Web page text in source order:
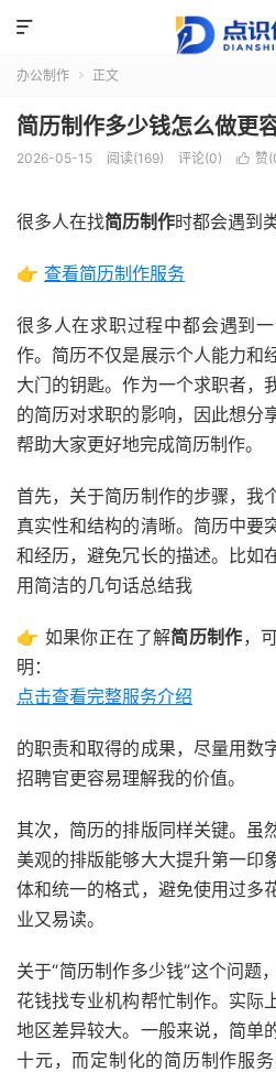

办公制作  正文
简历制作多少钱怎么做更
2026-05-15 阅读(169) 评论(0)  赞(
很多人在找简历制作时都会遇到
👉 查看简历制作服务
很多人在求职过程中都会遇到
作。简历不仅是展示个人能力和
大门的钥匙。作为一个求职者，
的简历对求职的影响，因此想分
帮助大家更好地完成简历制作。
首先，关于简历制作的步骤，我
真实性和结构的清晰。简历中要
和经历，避免冗长的描述。比如
用简洁的几句话总结我
👉 如果你正在了解简历制作，
明：
点击查看完整服务介绍
的职责和取得的成果，尽量用数
招聘官更容易理解我的价值。
其次，简历的排版同样关键。虽
美观的排版能够大大提升第一印
体和统一的格式，避免使用过多
业又易读。
关于“简历制作多少钱”这个问题
花钱找专业机构帮忙制作。实际
地区差异较大。一般来说，简单
十元，而定制化的简历制作服